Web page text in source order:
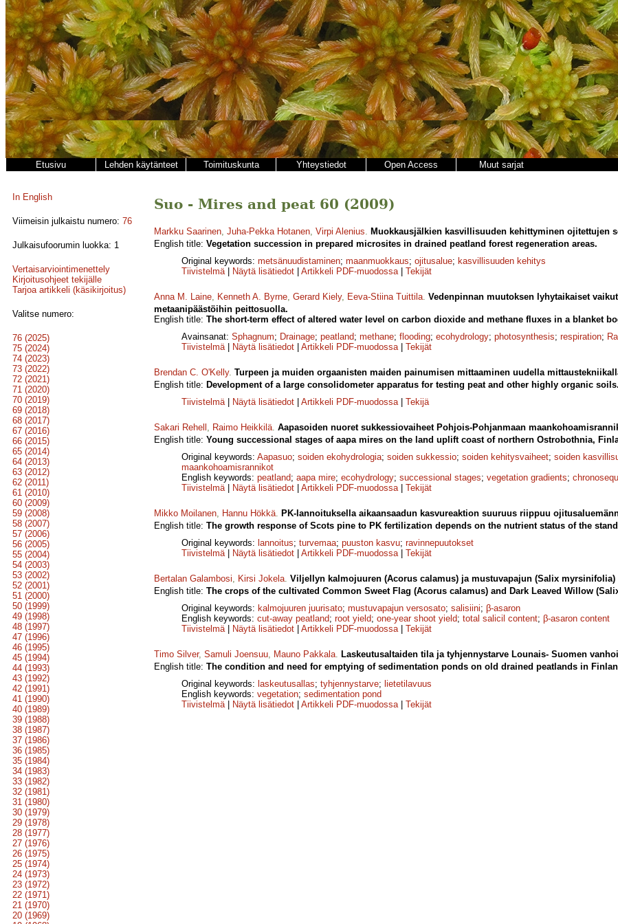
Etusivu Lehden käytänteet Toimituskunta Yhteystiedot Open Access Muut sarjat
In English
Viimeisin julkaistu numero: 76
Julkaisufoorumin luokka: 1
Vertaisarviointimenettely
Kirjoitusohjeet tekijälle
Tarjoa artikkeli (käsikirjoitus)
Valitse numero:
76 (2025)
75 (2024)
74 (2023)
73 (2022)
72 (2021)
71 (2020)
70 (2019)
69 (2018)
68 (2017)
67 (2016)
66 (2015)
65 (2014)
64 (2013)
63 (2012)
62 (2011)
61 (2010)
60 (2009)
59 (2008)
58 (2007)
57 (2006)
56 (2005)
55 (2004)
54 (2003)
53 (2002)
52 (2001)
51 (2000)
50 (1999)
49 (1998)
48 (1997)
47 (1996)
46 (1995)
45 (1994)
44 (1993)
43 (1992)
42 (1991)
41 (1990)
40 (1989)
39 (1988)
38 (1987)
37 (1986)
36 (1985)
35 (1984)
34 (1983)
33 (1982)
32 (1981)
31 (1980)
30 (1979)
29 (1978)
28 (1977)
27 (1976)
26 (1975)
25 (1974)
24 (1973)
23 (1972)
22 (1971)
21 (1970)
20 (1969)
Suo - Mires and peat 60 (2009)
Markku Saarinen, Juha-Pekka Hotanen, Virpi Alenius. Muokkausjälkien kasvillisuuden kehittyminen ojitettujen
English title: Vegetation succession in prepared microsites in drained peatland forest regeneration areas.
Original keywords: metsänuudistaminen; maanmuokkaus; ojitusalue; kasvillisuuden kehitys
Tiivistelmä| Näytä lisätiedot Artikkeli PDF-muodossa| Tekijät
Anna M. Laine, Kenneth A. Byrne, Gerard Kiely, Eeva-Stiina Tuittila. Vedenpinnan muutoksen lyhytaikaiset
metaanipäästöihin peittosuolla.
English title: The short-term effect of altered water level on carbon dioxide and methane fluxes in a blanket
Avainsanat: Sphagnum; Drainage; peatland; methane; flooding; ecohydrology; photosynthesis; respiration;
Tiivistelmä| Näytä lisätiedot Artikkeli PDF-muodossa| Tekijät
Brendan C. O'Kelly. Turpeen ja muiden orgaanisten maiden painumisen mittaaminen uudella
English title: Development of a large consolidometer apparatus for testing peat and other highly organic soils.
Tiivistelmä| Näytä lisätiedot Artikkeli PDF-muodossa| Tekijä
Sakari Rehell , Raimo Heikkilä. Aapasoiden nuoret sukkessiovaiheet Pohjois-Pohjanmaan
English title: Young successional stages of aapa mires on the land uplift coast of northern Ostrobothnia,
Original keywords: Aapasuo; soiden ekohydrologia; soiden sukkessio; soiden kehitysvaiheet; soiden
maankohoamisrannikot
English keywords: peatland; aapa mire; ecohydrology; successional stages; vegetation gradients;
Tiivistelmä| Näytä lisätiedot Artikkeli PDF-muodossa| Tekijät
Mikko Moilanen, Hannu Hökkä. PK-lannoituksella aikaansaadun kasvureaktion suuruus riippuu
English title: The growth response of Scots pine to PK fertilization depends on the nutrient status of the
Original keywords: lannoitus; turvemaa; puuston kasvu; ravinnepuutokset
Tiivistelmä| Näytä lisätiedot Artikkeli PDF-muodossa| Tekijät
Bertalan Galambosi, Kirsi Jokela. Viljellyn kalmojuuren (Acorus calamus) ja mustuvapajun (Salix
English title: The crops of the cultivated Common Sweet Flag (Acorus calamus) and Dark Leaved Willow
Original keywords: kalmojuuren juurisato; mustuvapajun versosato; salisiini; β-asaron
English keywords: cut-away peatland; root yield; one-year shoot yield; total salicil content; β-asaron content
Tiivistelmä| Näytä lisätiedot Artikkeli PDF-muodossa| Tekijät
Timo Silver, Samuli Joensuu, Mauno Pakkala. Laskeutusaltaiden tila ja tyhjennystarve Lounais- Suomen
English title: The condition and need for emptying of sedimentation ponds on old drained peatlands in
Original keywords: laskeutusallas; tyhjennystarve; lietetilavuus
English keywords: vegetation; sedimentation pond
Tiivistelmä| Näytä lisätiedot Artikkeli PDF-muodossa| Tekijät